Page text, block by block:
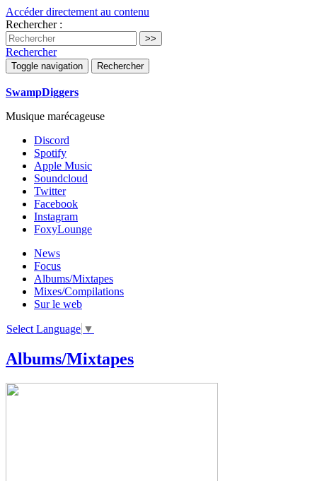
Accéder directement au contenu
Rechercher :
Rechercher
Toggle navigation Rechercher
SwampDiggers
Musique marécageuse
Discord
Spotify
Apple Music
Soundcloud
Twitter
Facebook
Instagram
FoxyLounge
News
Focus
Albums/Mixtapes
Mixes/Compilations
Sur le web
Select Language ▼
Albums/Mixtapes